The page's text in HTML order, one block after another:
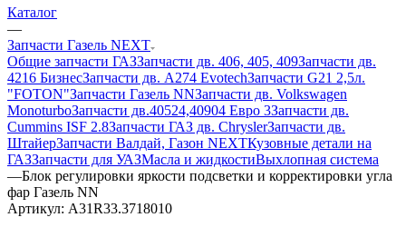
Каталог
—
Запчасти Газель NEXT
Общие запчасти ГАЗЗапчасти дв. 406, 405, 409Запчасти дв.
4216 БизнесЗапчасти дв. A274 EvotechЗапчасти G21 2,5л.
"FOTON"Запчасти Газель NNЗапчасти дв. Volkswagen
MonoturboЗапчасти дв.40524,40904 Евро 3Запчасти дв.
Cummins ISF 2.8Запчасти ГАЗ дв. ChryslerЗапчасти дв.
ШтайерЗапчасти Валдай, Газон NEXTКузовные детали на
ГАЗЗапчасти для УАЗМасла и жидкостиВыхлопная система
—Блок регулировки яркости подсветки и корректировки угла
фар Газель NN
Артикул: A31R33.3718010